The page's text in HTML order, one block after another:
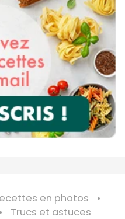
en photos
Trucs et astuces